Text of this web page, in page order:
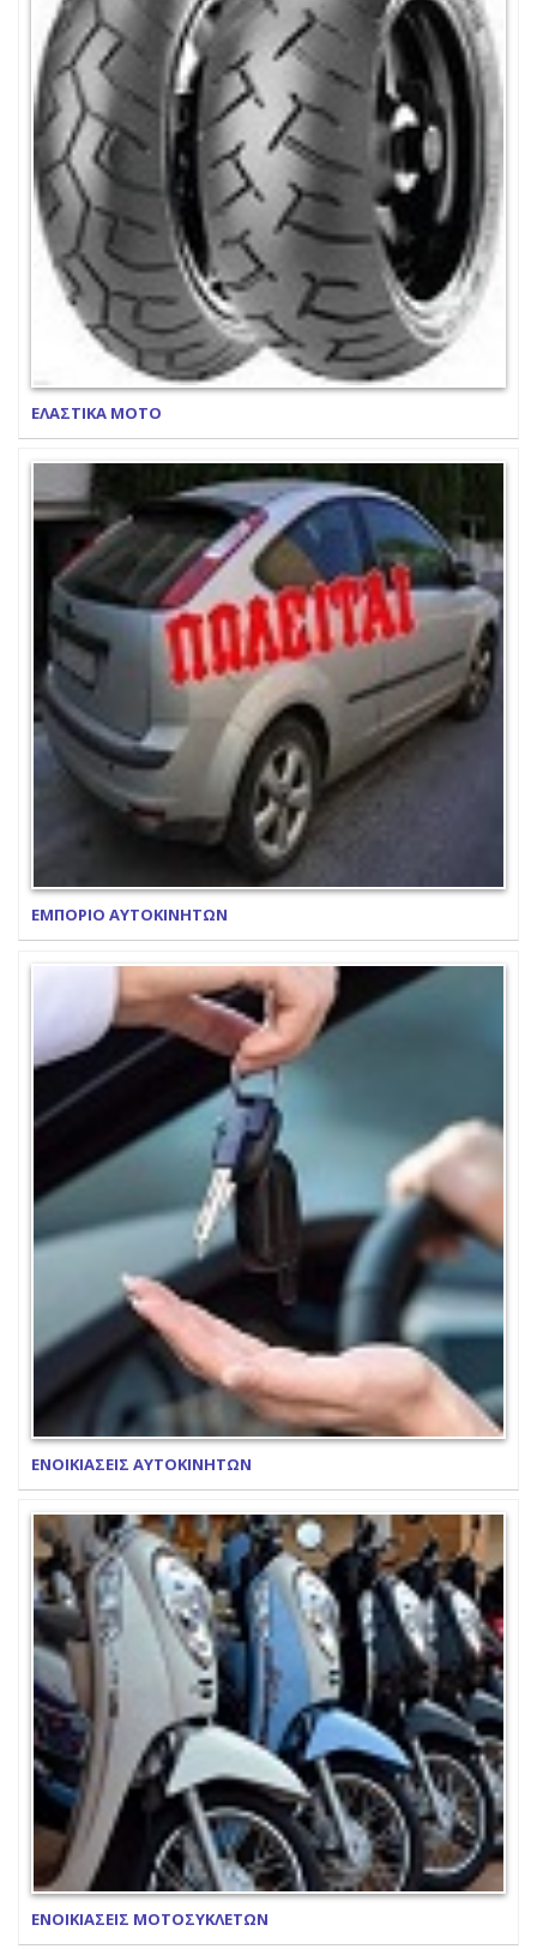
ΕΛΑΣΤΙΚΑ ΜΟΤΟ
ΕΜΠΟΡΙΟ ΑΥΤΟΚΙΝΗΤΩΝ
ΕΝΟΙΚΙΑΣΕΙΣ ΑΥΤΟΚΙΝΗΤΩΝ
ΕΝΟΙΚΙΑΣΕΙΣ ΜΟΤΟΣΥΚΛΕΤΩΝ